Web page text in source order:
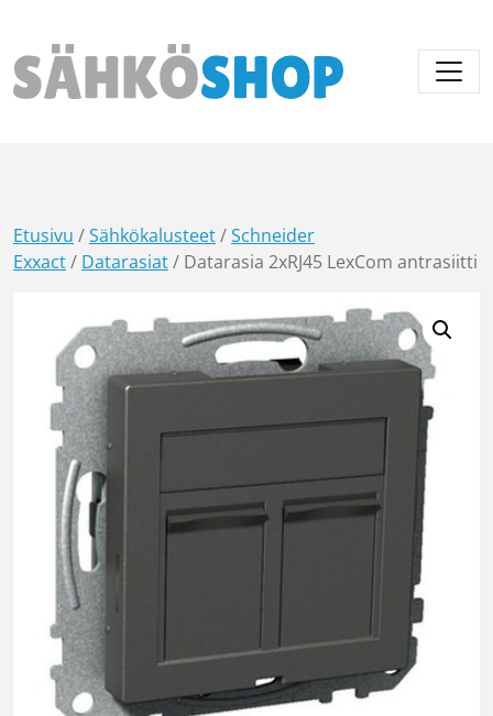
Päävalikko
Etusivu /Sähkökalusteet/Schneider
Exxact/ Datarasiat/ Datarasia 2xRJ45 LexCom antrasiitti